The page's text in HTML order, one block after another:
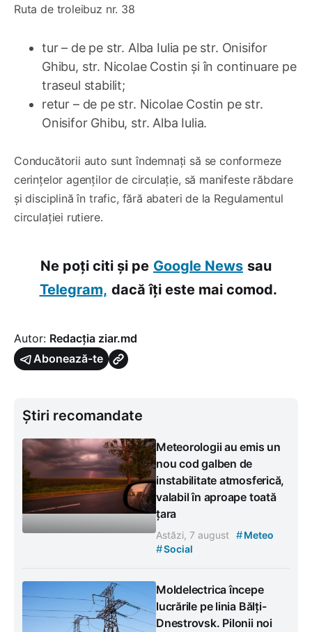
Ruta de troleibuz nr. 38
tur – de pe str. Alba Iulia pe str. Onisifor
Ghibu, str. Nicolae Costin și în continuare pe
traseul stabilit;
retur – de pe str. Nicolae Costin pe str.
Onisifor Ghibu, str. Alba Iulia.
Conducătorii auto sunt îndemnați să se conformeze
cerințelor agenților de circulație, să manifeste răbdare
și disciplină în trafic, fără abateri de la Regulamentul
circulației rutiere.
Ne poți citi și pe Google News sau
Telegram, dacă îți este mai comod.
Autor: Redacția ziar.md
Abonează-te
Știri recomandate
Meteorologii au emis un
nou cod galben de
instabilitate atmosferică,
valabil în aproape toată
țara
Astăzi, 7 august #Meteo
#Social
Moldelectrica începe
lucrările pe linia Bălți-
Dnestrovsk. Pilonii noi